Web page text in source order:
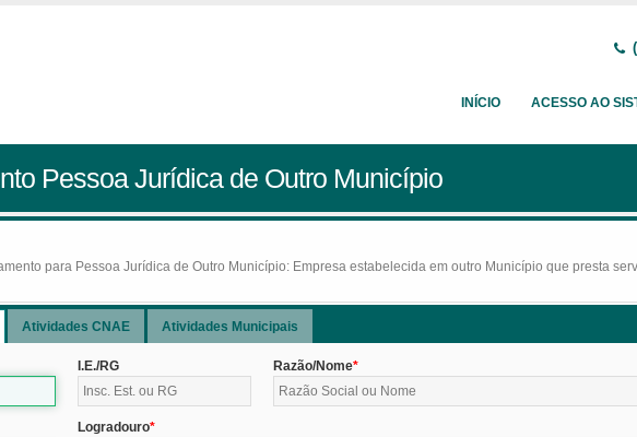
INÍCIO ACESSO AO
Pessoa Jurídica de Outro Município
para Pessoa Jurídica de Outro Município: Empresa estabelecida em outro Município que presta
Atividades CNAE Atividades Municipais
I.E./RG Razão/Nome
Logradouro